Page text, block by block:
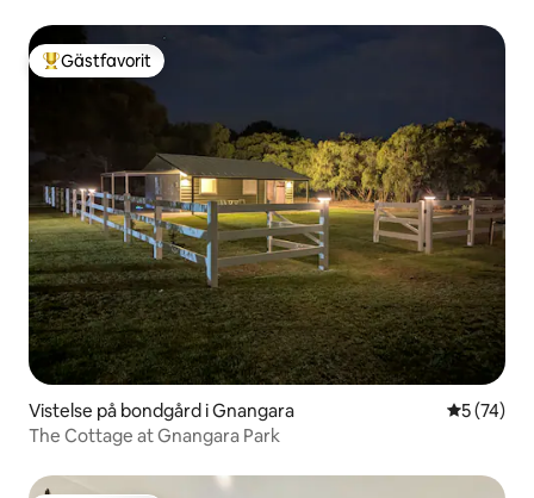
Populär gästfavorit
Gästfavorit
Vistelse på bondgård i Gnangara 5 av 5 i
5 (74)
The Cottage at Gnangara Park